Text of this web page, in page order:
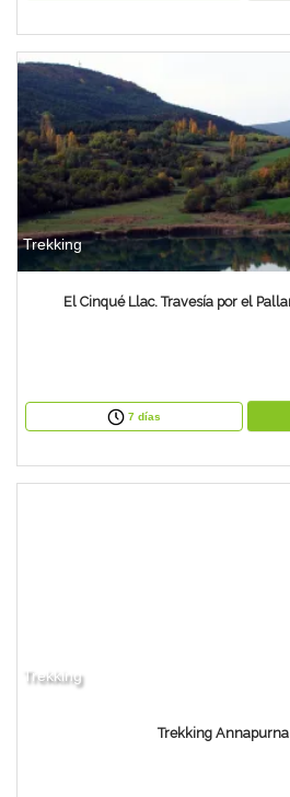
Trekking
El Cinqué Llac. Travesía por el
7 días
Trekking
Trekking